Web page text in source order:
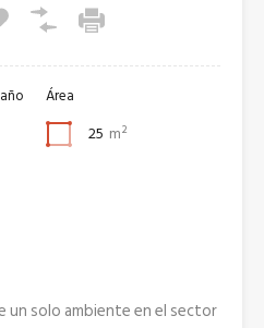
Área
25 m²
solo ambiente en el sector